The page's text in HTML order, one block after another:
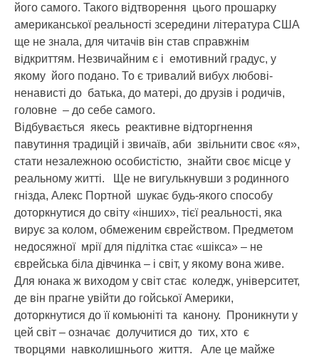
його самого. Такого відтворення цього прошарку
американської реальності зсередини література США
ще не знала, для читачів він став справжнім
відкриттям. Незвичайним є і емотивний градус, у
якому його подано. То є тривалий вибух любові-
ненависті до батька, до матері, до друзів і родичів,
головне – до себе самого.
Відбувається якесь реактивне відторгнення
павутиння традицій і звичаїв, аби звільнити своє «я»,
стати незалежною особистістю, знайти своє місце у
реальному житті. Ще не вигулькнувши з родинного
гнізда, Алекс Портной шукає будь-якого способу
доторкнутися до світу «інших», тієї реальності, яка
вирує за колом, обмеженим єврейством. Предметом
недосяжної мрії для підлітка стає «шікса» – не
єврейська біла дівчинка – і світ, у якому вона живе.
Для юнака ж виходом у світ стає коледж, університет,
де він прагне увійти до гойської Америки,
доторкнутися до її комьюніті та канону. Проникнути у
цей світ – означає долучитися до тих, хто є
творцями навколишнього життя. Але це майже